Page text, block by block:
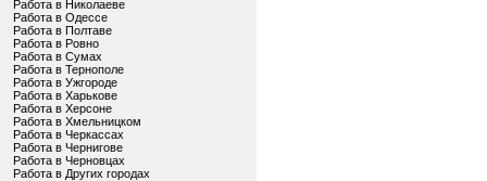
Работа в Николаеве
Работа в Одессе
Работа в Полтаве
Работа в Ровно
Работа в Сумах
Работа в Тернополе
Работа в Ужгороде
Работа в Харькове
Работа в Херсоне
Работа в Хмельницком
Работа в Черкассах
Работа в Чернигове
Работа в Черновцах
Работа в Других городах